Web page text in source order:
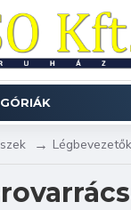
Légbevezetők